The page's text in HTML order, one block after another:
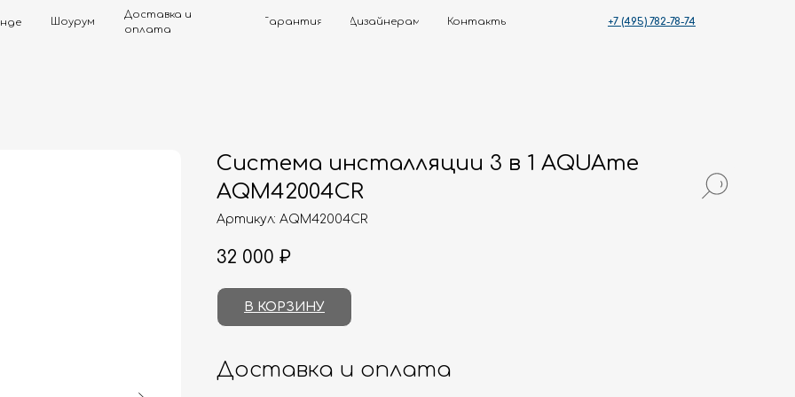
+7 (495) 782-78-74
Контакты
Дизайнерам
Доставка и
оплата
Шоурум
Система инсталляции 3 в 1 AQUAme
AQM42004CR
Артикул: AQM42004CR
32 000 ₽
В КОРЗИНУ
Доставка и оплата